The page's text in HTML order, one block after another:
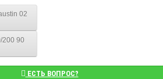
02
ЕСТЬ ВОПРОС?